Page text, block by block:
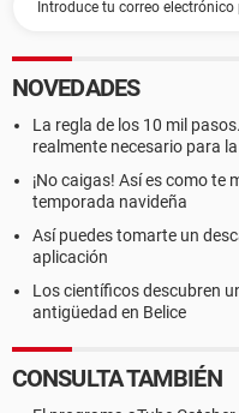
NOVEDADES
La regla de los 10 mil
realmente necesario para
¡No caigas! Así es como te
temporada navideña
Así puedes tomarte un
aplicación
Los científicos descubren
antigüedad en Belice
CONSULTA TAMBIÉN